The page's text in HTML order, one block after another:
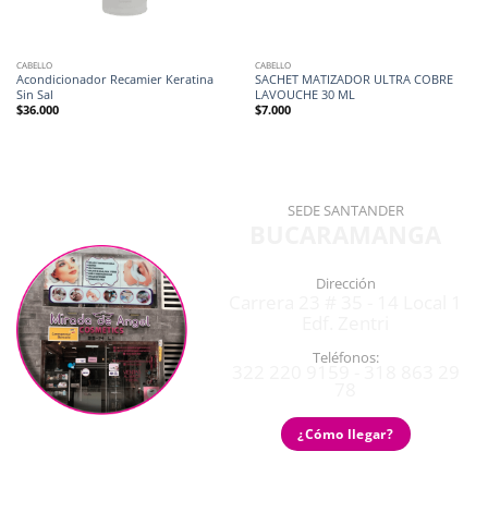
CABELLO
Acondicionador Recamier Keratina
Sin Sal
$36.000
CABELLO
SACHET MATIZADOR ULTRA COBRE
LAVOUCHE 30 ML
$7.000
SEDE SANTANDER
Dirección
Teléfonos:
¿Cómo llegar?